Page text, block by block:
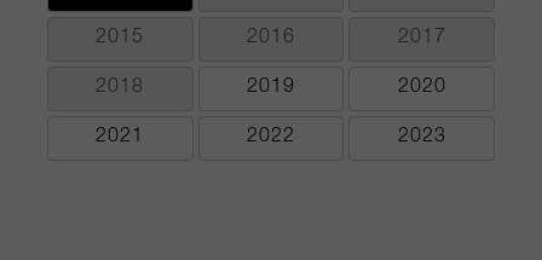
2015 2016 2017
2018 2019 2020
2021 2022 2023